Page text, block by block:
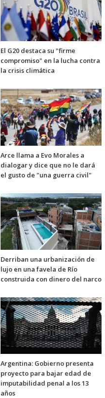
El G20 destaca su "firme
compromiso" en la lucha contra
la crisis climática
Arce llama a Evo Morales a
dialogar y dice que no le dará
el gusto de "una guerra civil"
Derriban una urbanización de
lujo en una favela de Río
construida con dinero del narco
Argentina: Gobierno presenta
proyecto para bajar edad de
imputabilidad penal a los 13
años